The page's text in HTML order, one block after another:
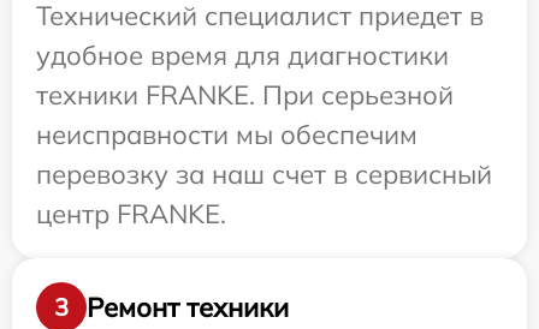
Технический специалист приедет в
удобное время для диагностики
техники FRANKE. При серьезной
неисправности мы обеспечим
перевозку за наш счет в сервисный
центр FRANKE.
3
Ремонт техники